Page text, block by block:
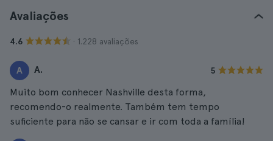
Avaliações
4.6 · 1.228 avaliações
A A. 5
Muito bom conhecer Nashville desta forma,
recomendo-o realmente. Também tem tempo
suficiente para não se cansar e ir com toda a família!